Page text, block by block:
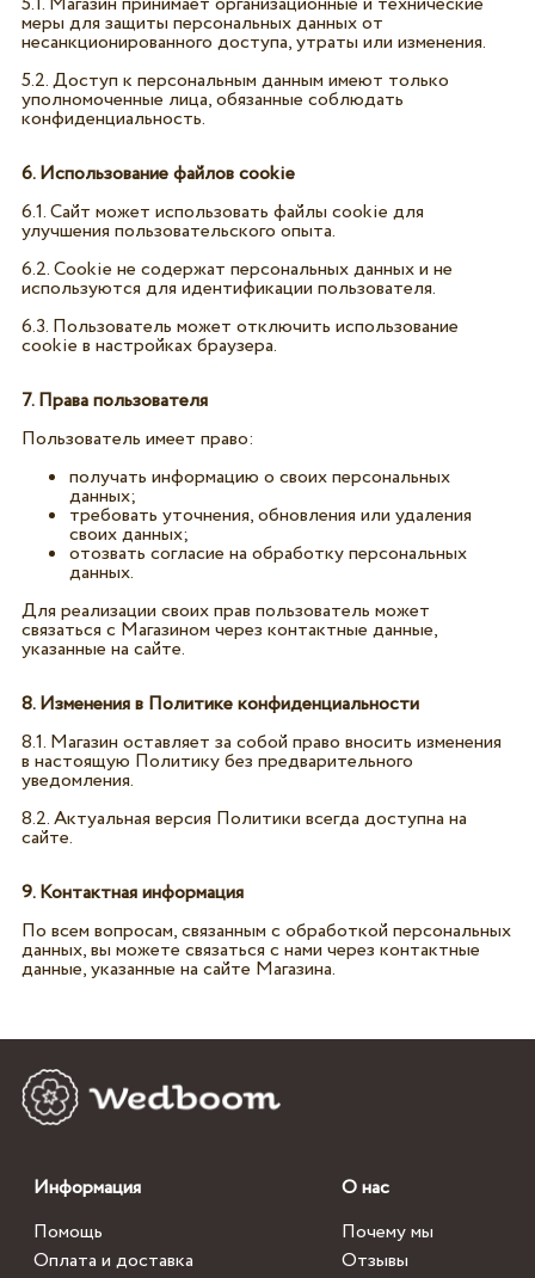
меры для защиты персональных данных от
несанкционированного доступа, утраты или изменения.
5.2. Доступ к персональным данным имеют только
уполномоченные лица, обязанные соблюдать
конфиденциальность.
6. Использование файлов cookie
6.1. Сайт может использовать файлы cookie для
улучшения пользовательского опыта.
6.2. Cookie не содержат персональных данных и не
используются для идентификации пользователя.
6.3. Пользователь может отключить использование
cookie в настройках браузера.
7. Права пользователя
Пользователь имеет право:
получать информацию о своих персональных
данных;
требовать уточнения, обновления или удаления
своих данных;
отозвать согласие на обработку персональных
данных.
Для реализации своих прав пользователь может
связаться с Магазином через контактные данные,
указанные на сайте.
8. Изменения в Политике конфиденциальности
8.1. Магазин оставляет за собой право вносить изменения
в настоящую Политику без предварительного
уведомления.
8.2. Актуальная версия Политики всегда доступна на
сайте.
9. Контактная информация
По всем вопросам, связанным с обработкой персональных
данных, вы можете связаться с нами через контактные
данные, указанные на сайте Магазина.
Информация
Помощь
Оплата и доставка
О нас
Почему мы
Отзывы